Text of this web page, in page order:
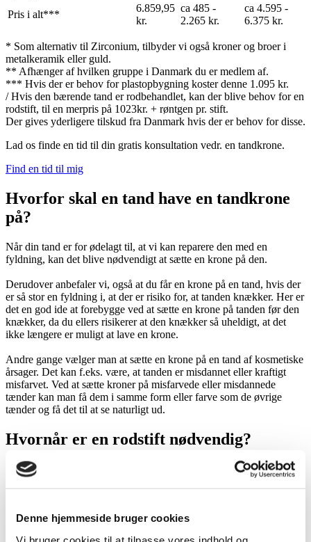
Denne hjemmeside bruger cookies
Pris i alt***
6.859,95
kr.
ca 485 -
2.265 kr.
ca 4.595 -
6.375 kr.
* Som alternativ til Zirconium, tilbyder vi også kroner og broer i
metalkeramik eller guld.
** Afhænger af hvilken gruppe i Danmark du er medlem af.
*** Hvis der er behov for plastopbygning koster denne 1.095 kr.
/ Hvis den bærende tand er rodbehandlet, kan der blive behov for en
rodstift, til en merpris på 1023kr. + røntgen pr. stift.
Der gives yderligere tilskud fra Danmark hvis der er behov for disse.
Lad os finde en tid til din gratis konsultation vedr. en tandkrone.
Find en tid til mig
Hvorfor skal en tand have en tandkrone
på?
Når din tand er for ødelagt til, at vi kan reparere den med en
fyldning, kan det blive nødvendigt at sætte en krone på den.
Derudover anbefaler vi, også at du får en krone på en tand, hvis der
er så stor en fyldning i, at der er risiko for, at tanden knækker. Her er
det en god ide at forebygge ved at sætte en krone på tanden før den
knækker, da du ellers risikerer at den knækker så uheldigt, at det
ikke længere er muligt at lave en krone.
Andre gange vælger man at sætte en krone på en tand af kosmetiske
årsager. Det kan f.eks. være, at tanden er misdannet eller kraftigt
misfarvet. Ved at sætte kroner på misfarvede eller misdannede
tænder kan man få dem i samme form eller farve som de øvrige
tænder og få det til at se naturligt ud.
Hvornår er en rodstift nødvendig?
Hvis der mangler meget af din tand, kan det være en udfordring at få
kronen til at sidde ordentligt fast, da der ikke er nok tand, som